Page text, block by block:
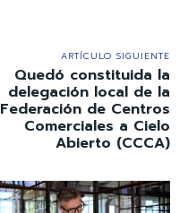
ARTÍCULO SIGUIENTE
Quedó constituida la
delegación local de la
Federación de Centros
Comerciales a Cielo
Abierto (CCCA)